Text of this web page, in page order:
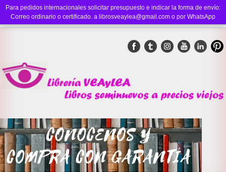
Para pedidos internacionales solicitar presupuesto e indicar la forma de envío:
Correo ordinario o certificado. a librosveaylea@gmail.com o por WhatsApp